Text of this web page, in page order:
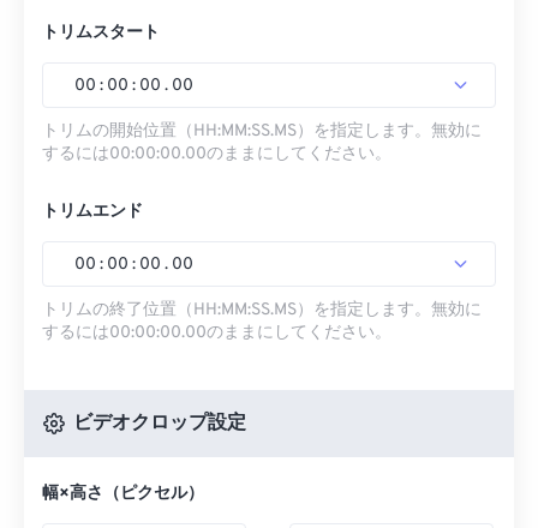
トリムスタート
00 : 00 : 00 . 00
トリムの開始位置（HH:MM:SS.MS）を指定します。無効に
するには00:00:00.00のままにしてください。
トリムエンド
00 : 00 : 00 . 00
トリムの終了位置（HH:MM:SS.MS）を指定します。無効に
するには00:00:00.00のままにしてください。
ビデオクロップ設定
幅×高さ（ピクセル）